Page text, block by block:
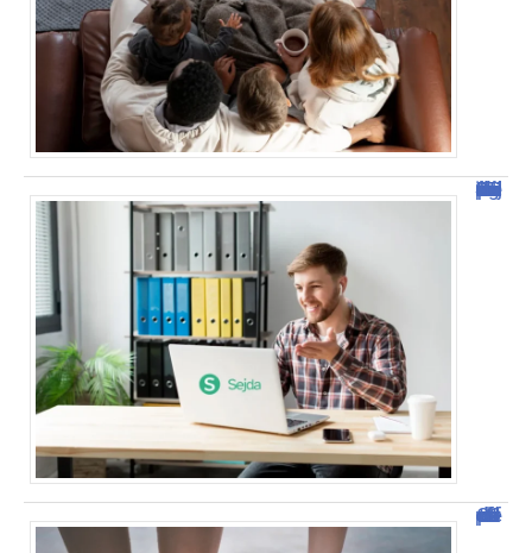
Sejda : l’outil idéal pour manipuler vos PDF en ligne
Comment vendre des photos de ses pieds efficacement ?